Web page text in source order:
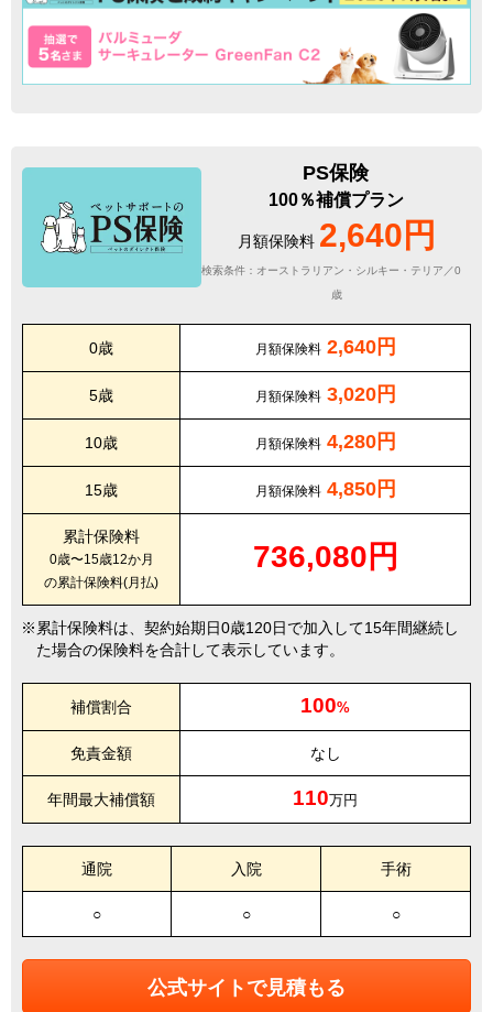
PS保険
100％補償プラン
月額保険料 2,640円
検索条件：オーストラリアン・シルキー・テリア／0
歳
0歳 月額保険料 2,640円
5歳 月額保険料 3,020円
10歳 月額保険料 4,280円
15歳 月額保険料 4,850円
累計保険料
0歳〜15歳12か月
の累計保険料(月払)
736,080円
累計保険料は、契約始期日0歳120日で加入して15年間継続し
た場合の保険料を合計して表示しています。
補償割合 100%
免責金額 なし
年間最大補償額 110万円
通院 入院 手術
○ ○ ○
公式サイトで見積もる